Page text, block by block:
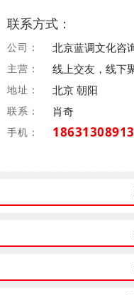
联系方式：
公司： 北京蓝调文化咨
主营： 线上交友，线下
地址： 北京 朝阳
联系： 肖奇
手机： 18631308913